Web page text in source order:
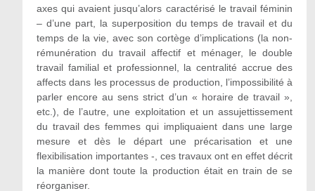
axes qui avaient jusqu’alors caractérisé le travail féminin
– d’une part, la superposition du temps de travail et du
temps de la vie, avec son cortège d’implications (la non-
rémunération du travail affectif et ménager, le double
travail familial et professionnel, la centralité accrue des
affects dans les processus de production, l’impossibilité à
parler encore au sens strict d’un « horaire de travail »,
etc.), de l’autre, une exploitation et un assujettissement
du travail des femmes qui impliquaient dans une large
mesure et dès le départ une précarisation et une
flexibilisation importantes -, ces travaux ont en effet décrit
la manière dont toute la production était en train de se
réorganiser.